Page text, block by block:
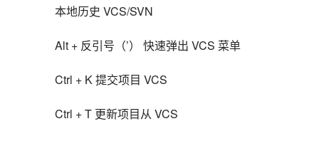
本地历史 VCS/SVN
Alt + 反引号（’） 快速弹出 VCS 菜单
Ctrl + K 提交项目 VCS
Ctrl + T 更新项目从 VCS